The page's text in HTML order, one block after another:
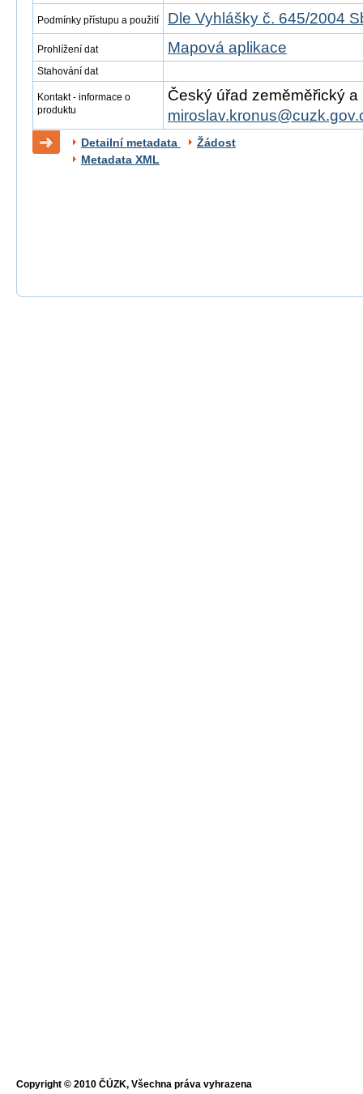
Podmínky přístupu a použití Dle Vyhlášky č. 645/2004
Prohlížení dat Mapová aplikace
Stahování dat
Kontakt - informace o
produktu
Český úřad zeměměřický
Detailní metadata
Žádost
Metadata XML
Copyright © 2010 ČÚZK, Všechna práva vyhrazena